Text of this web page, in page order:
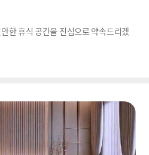
한 휴식 공간을 진심으로 약속드리겠